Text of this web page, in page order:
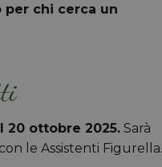
chi cerca un
20 ottobre 2025. Sarà
le Assistenti Figurella.